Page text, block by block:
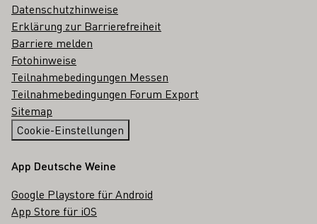
Datenschutzhinweise
Erklärung zur Barrierefreiheit
Barriere melden
Fotohinweise
Teilnahmebedingungen Messen
Teilnahmebedingungen Forum Export
Sitemap
Cookie-Einstellungen
App Deutsche Weine
Google Playstore für Android
App Store für iOS